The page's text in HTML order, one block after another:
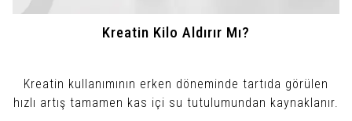
Kreatin Kilo Aldırır Mı?
Kreatin kullanımının erken döneminde tartıda görülen
hızlı artış tamamen kas içi su tutulumundan kaynaklanır.